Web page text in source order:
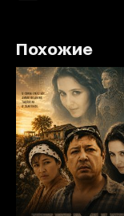
Похожие